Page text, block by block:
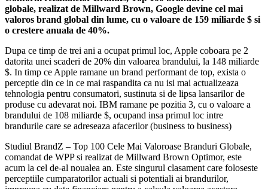
globale, realizat de Millward Brown, Google devine cel mai
valoros brand global din lume, cu o valoare de 159 miliarde $ si
o crestere anuala de 40%.
Dupa ce timp de trei ani a ocupat primul loc, Apple coboara pe 2
datorita unei scaderi de 20% din valoarea brandului, la 148 miliarde
$. In timp ce Apple ramane un brand performant de top, exista o
perceptie din ce in ce mai raspandita ca nu isi mai actualizeaza
tehnologia pentru consumatori, sustinuta si de lipsa lansarilor de
produse cu adevarat noi. IBM ramane pe pozitia 3, cu o valoare a
brandului de 108 miliarde $, ocupand insa primul loc intre
brandurile care se adreseaza afacerilor (business to business)
Studiul BrandZ – Top 100 Cele Mai Valoroase Branduri Globale,
comandat de WPP si realizat de Millward Brown Optimor, este
acum la cel de-al noualea an. Este singurul clasament care foloseste
perceptiile cumparatorilor actuali si potentiali ai brandurilor,